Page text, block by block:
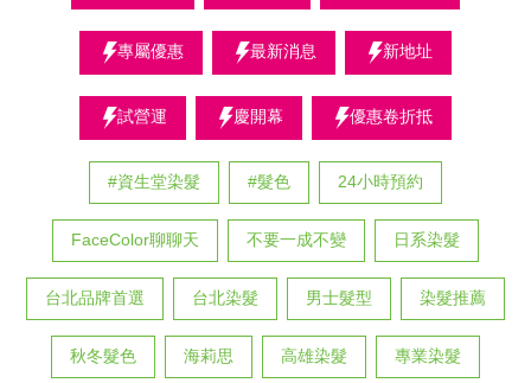
專屬優惠 最新消息 新地址
試營運 慶開幕 優惠卷折抵
#資生堂染髮 #髮色 24小時預約
FaceColor聊聊天 不要一成不變 日系染髮
台北品牌首選 台北染髮 男士髮型 染髮推薦
秋冬髮色 海莉思 高雄染髮 專業染髮